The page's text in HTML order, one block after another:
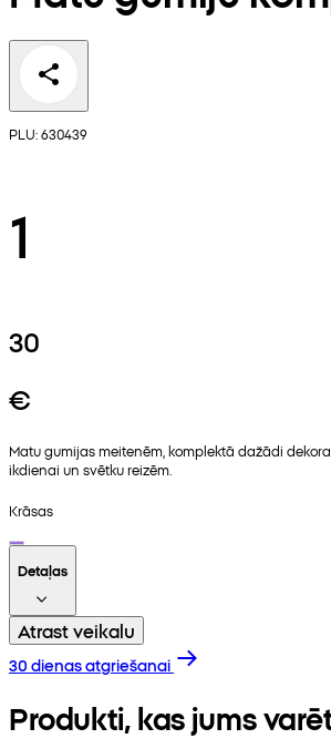
PLU: 630439
1
30
€
Matu gumijas meitenēm, komplektā dažādi
ikdienai un svētku reizēm.
Krāsas
Detaļas
Atrast veikalu
30 dienas atgriešanai
Produkti, kas jums